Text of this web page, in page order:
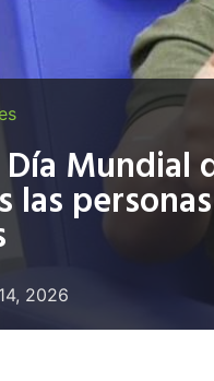
Día Mundial
las
2026